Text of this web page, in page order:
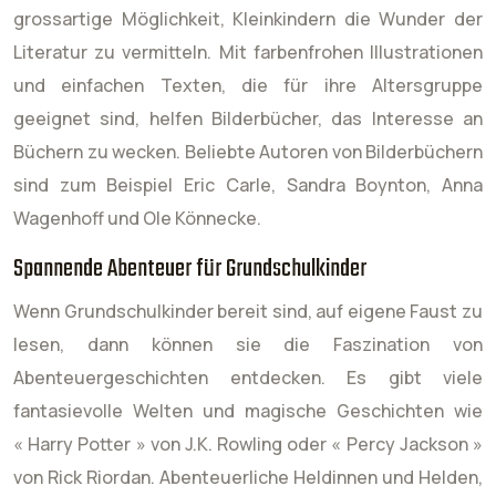
grossartige Möglichkeit, Kleinkindern die Wunder der
Literatur zu vermitteln. Mit farbenfrohen Illustrationen
und einfachen Texten, die für ihre Altersgruppe
geeignet sind, helfen Bilderbücher, das Interesse an
Büchern zu wecken. Beliebte Autoren von Bilderbüchern
sind zum Beispiel Eric Carle, Sandra Boynton, Anna
Wagenhoff und Ole Könnecke.
Spannende Abenteuer für Grundschulkinder
Wenn Grundschulkinder bereit sind, auf eigene Faust zu
lesen, dann können sie die Faszination von
Abenteuergeschichten entdecken. Es gibt viele
fantasievolle Welten und magische Geschichten wie
« Harry Potter » von J.K. Rowling oder « Percy Jackson »
von Rick Riordan. Abenteuerliche Heldinnen und Helden,